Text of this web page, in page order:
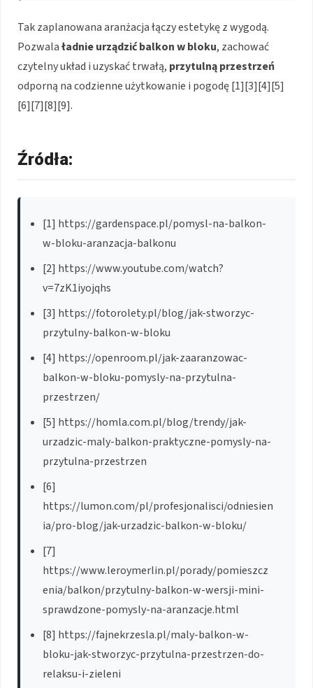
Tak zaplanowana aranżacja łączy estetykę z wygodą.
Pozwalaładnie urządzić balkon w bloku, zachować
czytelny układ i uzyskać trwałą, przytulną przestrzeń
odporną na codzienne użytkowanie i pogodę [1][3][4][5]
[6][7][8][9].
Źródła:
[1] https://gardenspace.pl/pomysl-na-balkon-
w-bloku-aranzacja-balkonu
[2] https://www.youtube.com/watch?
v=7zK1iyojqhs
[3] https://fotorolety.pl/blog/jak-stworzyc-
przytulny-balkon-w-bloku
[4] https://openroom.pl/jak-zaaranzowac-
balkon-w-bloku-pomysly-na-przytulna-
przestrzen/
[5] https://homla.com.pl/blog/trendy/jak-
urzadzic-maly-balkon-praktyczne-pomysly-na-
przytulna-przestrzen
[6]
https://lumon.com/pl/profesjonalisci/odniesien
ia/pro-blog/jak-urzadzic-balkon-w-bloku/
[7]
https://www.leroymerlin.pl/porady/pomieszcz
enia/balkon/przytulny-balkon-w-wersji-mini-
sprawdzone-pomysly-na-aranzacje.html
[8] https://fajnekrzesla.pl/maly-balkon-w-
bloku-jak-stworzyc-przytulna-przestrzen-do-
relaksu-i-zieleni